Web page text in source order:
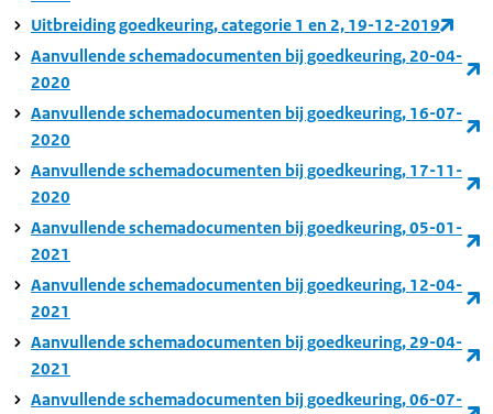
Uitbreiding goedkeuring, categorie 1 en 2, 19-12-2019
Aanvullende schemadocumenten bij goedkeuring, 20-04-
2020
Aanvullende schemadocumenten bij goedkeuring, 16-07-
2020
Aanvullende schemadocumenten bij goedkeuring, 17-11-
2020
Aanvullende schemadocumenten bij goedkeuring, 05-01-
2021
Aanvullende schemadocumenten bij goedkeuring, 12-04-
2021
Aanvullende schemadocumenten bij goedkeuring, 29-04-
2021
Aanvullende schemadocumenten bij goedkeuring, 06-07-